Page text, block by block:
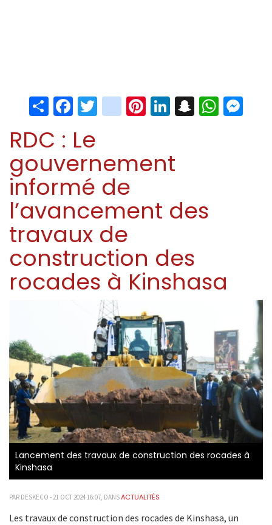
ShareFacebook
Twitter
instagram
Pinterest
LinkedIn
Snapchat
RDC : Le
gouvernement
informé de
l’avancement des
travaux de
construction des
rocades à Kinshasa
Lancement des travaux de construction des rocades à
Kinshasa
PAR DESKECO - 21 OCT 2024 16:07, DANSACTUALITÉS
Les travaux de construction des rocades de Kinshasa, un